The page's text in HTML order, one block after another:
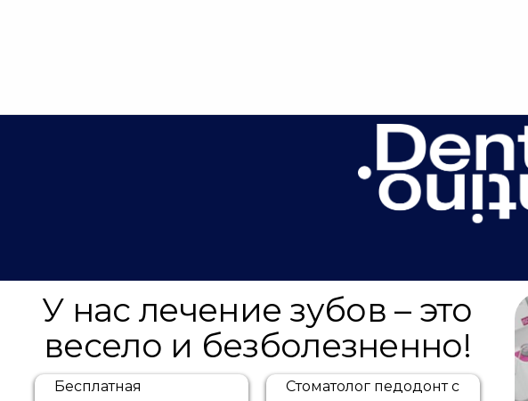
У нас лечение зубов – это
весело и безболезненно!
Бесплатная
Стоматолог педодонт с